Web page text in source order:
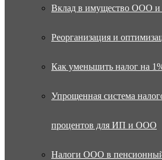
Вклад в имущество ООО и
Реорганизация и
Как уменьшить налог на
Упрощенная система
процентов для ИП и ООО
Налоги ООО в